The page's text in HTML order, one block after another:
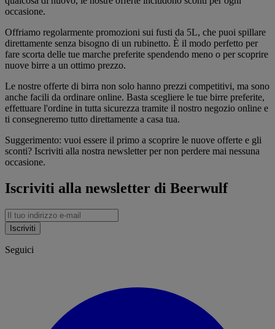
occasione.
Offriamo regolarmente promozioni sui fusti da 5L, che puoi spillare
direttamente senza bisogno di un rubinetto. È il modo perfetto per
fare scorta delle tue marche preferite spendendo meno o per scoprire
nuove birre a un ottimo prezzo.
Le nostre offerte di birra non solo hanno prezzi competitivi, ma sono
anche facili da ordinare online. Basta scegliere le tue birre preferite,
effettuare l'ordine in tutta sicurezza tramite il nostro negozio online e
ti consegneremo tutto direttamente a casa tua.
Suggerimento: vuoi essere il primo a scoprire le nuove offerte e gli
sconti? Iscriviti alla nostra newsletter per non perdere mai nessuna
occasione.
Iscriviti alla newsletter di Beerwulf
Iscriviti
Seguici